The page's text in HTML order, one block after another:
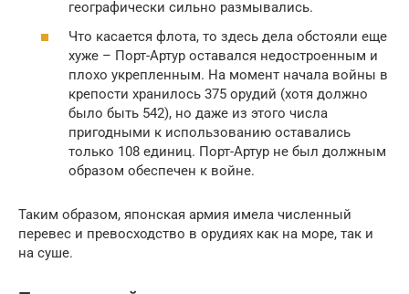
географически сильно размывались.
Что касается флота, то здесь дела обстояли еще
хуже – Порт-Артур оставался недостроенным и
плохо укрепленным. На момент начала войны в
крепости хранилось 375 орудий (хотя должно
было быть 542), но даже из этого числа
пригодными к использованию оставались
только 108 единиц. Порт-Артур не был должным
образом обеспечен к войне.
Таким образом, японская армия имела численный
перевес и превосходство в орудиях как на море, так и
на суше.